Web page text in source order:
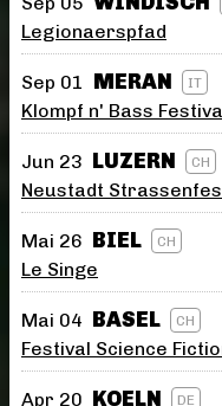
Legionaerspfad
Sep 01 IT
MERAN
Klompf n' Bass
Jun 23 CH
LUZERN
Neustadt
Mai 26 CH
BIEL
Le Singe
Mai 04 CH
BASEL
Festival Science
Apr 20 DE
KOELN